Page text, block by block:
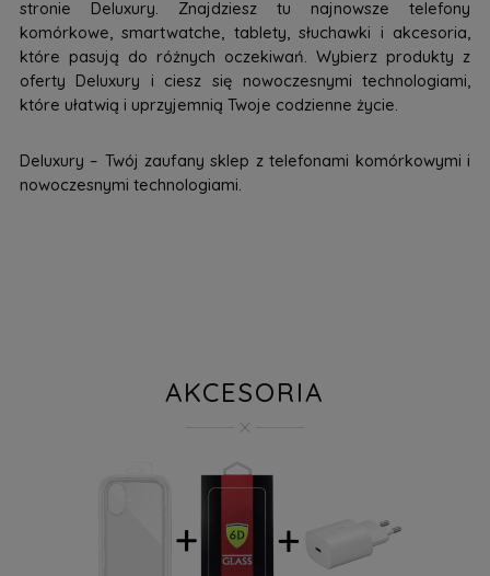
stronie Deluxury. Znajdziesz tu najnowsze telefony
komórkowe, smartwatche, tablety, słuchawki i akcesoria,
które pasują do różnych oczekiwań. Wybierz produkty z
oferty Deluxury i ciesz się nowoczesnymi technologiami,
które ułatwią i uprzyjemnią Twoje codzienne życie.
Deluxury – Twój zaufany sklep z telefonami komórkowymi i
nowoczesnymi technologiami.
AKCESORIA